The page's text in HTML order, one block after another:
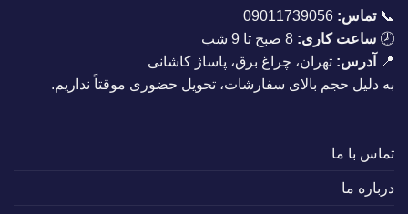
📞تماس: 09011739056
🕗 ساعت کاری:
📍
آدرس: تهران، چراغ برق، پاساژ کاشانی
به دلیل حجم بالای سفارشات، تحویل حضوری موقتاً نداریم.
تماس با ما
درباره ما